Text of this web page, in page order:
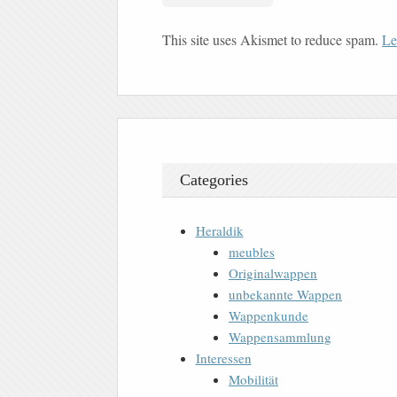
This site uses Akismet to reduce spam.
Categories
Heraldik
meubles
Originalwappen
unbekannte Wappen
Wappenkunde
Wappensammlung
Interessen
Mobilität